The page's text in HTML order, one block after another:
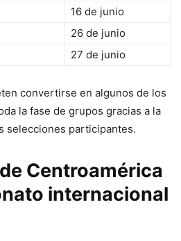
16 de junio
26 de junio
27 de junio
convertirse en algunos de los
la fase de grupos gracias a la
selecciones participantes.
Centroamérica
internacional